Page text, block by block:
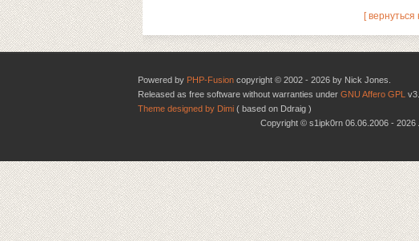
[ вернуться
Powered by PHP-Fusion copyright © 2002 - 2026 by Nick Jones.
Released as free software without warranties under GNU Affero GPL v3.
Theme designed by Dimi ( based on Ddraig )
Copyright © s1ipk0rn 06.06.2006 - 2026